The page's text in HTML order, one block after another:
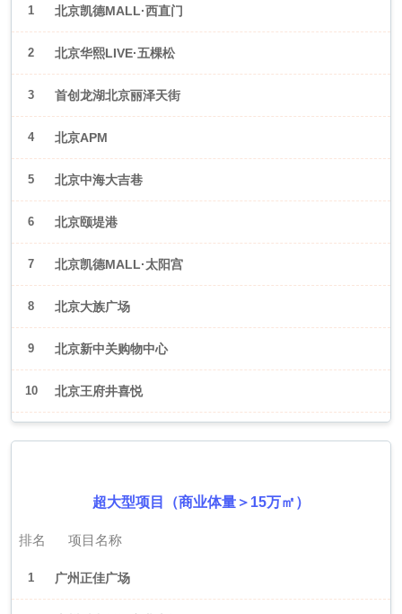
1 北京凯德MALL·西直门
2 北京华熙LIVE·五棵松
3 首创龙湖北京丽泽天街
4 北京APM
5 北京中海大吉巷
6 北京颐堤港
7 北京凯德MALL·太阳宫
8 北京大族广场
9 北京新中关购物中心
10 北京王府井喜悦
超大型项目（商业体量＞15万㎡）
排名 项目名称
1 广州正佳广场